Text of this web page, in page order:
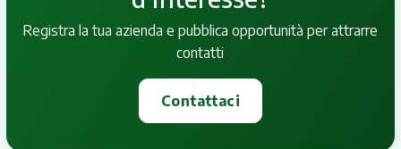
Registra la tua azienda e pubblica opportunità per attrarre
contatti
Contattaci